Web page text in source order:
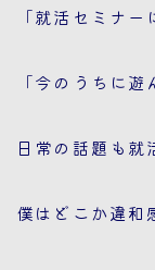
「就活セミナー
「今のうちに
日常の話題も就
僕はどこか違和